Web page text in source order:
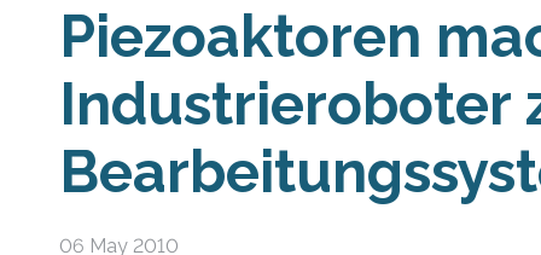
Piezoaktoren
Industrieroboter
06 May 2010